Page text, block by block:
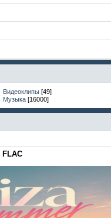
Видеоклипы [49]
Музыка [16000]
FLAC